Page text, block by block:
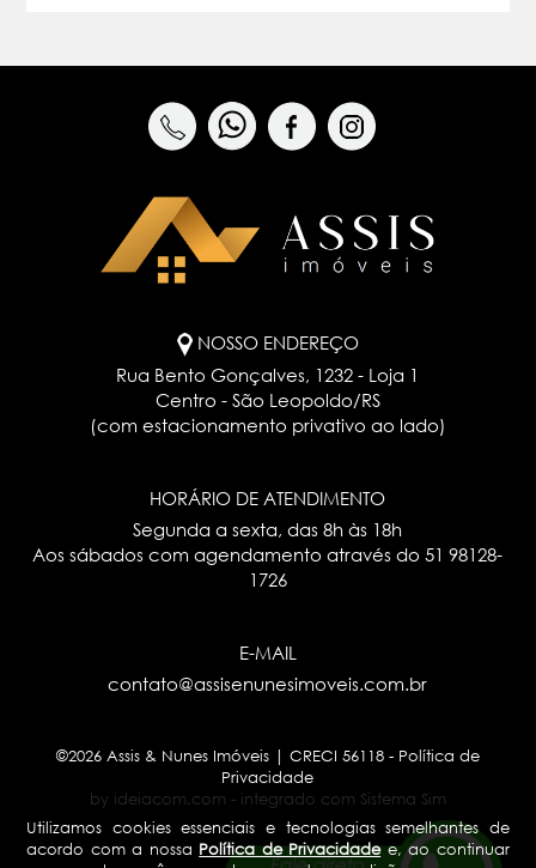
Utilizamos cookies essenciais e tecnologias semelhantes de
acordo com a nossa Política de Privacidadee, ao continuar
NOSSO ENDEREÇO
Rua Bento Gonçalves, 1232 - Loja 1
Centro - São Leopoldo/RS
(com estacionamento privativo ao lado)
HORÁRIO DE ATENDIMENTO
Segunda a sexta, das 8h às 18h
Aos sábados com agendamento através do51 98128-
1726
E-MAIL
contato@assisenunesimoveis.com.br
©2026 Assis & Nunes Imóveis | CRECI 56118 - Política de
Privacidade
by ideiacom.com - integrado com Sistema Sim